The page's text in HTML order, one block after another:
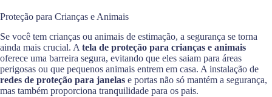
Proteção para Crianças e Animais
Se você tem crianças ou animais de estimação, a segurança se torna
ainda mais crucial. A tela de proteção para crianças e animais
oferece uma barreira segura, evitando que eles saiam para áreas
perigosas ou que pequenos animais entrem em casa. A instalação de
redes de proteção para janelas e portas não só mantém a segurança,
mas também proporciona tranquilidade para os pais.